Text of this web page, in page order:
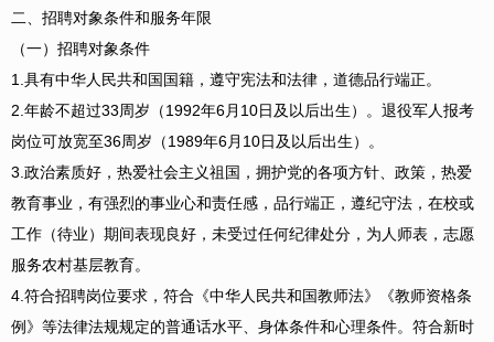
二、招聘对象条件和服务年限
（一）招聘对象条件
1.具有中华人民共和国国籍，遵守宪法和法律，道德品行端正。
2.年龄不超过33周岁（1992年6月10日及以后出生）。退役军人报考
岗位可放宽至36周岁（1989年6月10日及以后出生）。
3.政治素质好，热爱社会主义祖国，拥护党的各项方针、政策，热爱
教育事业，有强烈的事业心和责任感，品行端正，遵纪守法，在校或
工作（待业）期间表现良好，未受过任何纪律处分，为人师表，志愿
服务农村基层教育。
4.符合招聘岗位要求，符合《中华人民共和国教师法》《教师资格条
例》等法律法规规定的普通话水平、身体条件和心理条件。符合新时